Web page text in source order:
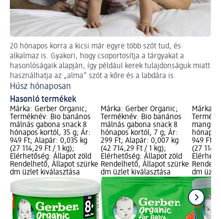
20 hónapos korra a kicsi már egyre több szót tud, és
alkalmaz is. Gyakori, hogy csoportosítja a tárgyakat a
hasonlóságaik alapján, így például kerek tulajdonságuk miatt
használhatja az „alma” szót a kőre és a labdára is.
Húsz hónaposan
Hasonló termékek
Márka: Gerber Organic;
Terméknév: Bio banános
málnás gabona snack 8
hónapos kortól, 35 g; Ár:
949 Ft; Alapár: 0,035 kg
(27 114,29 Ft / 1 kg);
Elérhetőség: Állapot zöld
Rendelhető, Állapot szürke
dm üzlet kiválasztása
Márka: Gerber Organic;
Terméknév: Bio banános
málnás gabona snack 8
hónapos kortól, 7 g; Ár:
299 Ft; Alapár: 0,007 kg
(42 714,29 Ft / 1 kg);
Elérhetőség: Állapot zöld
Rendelhető, Állapot szürke
dm üzlet kiválasztása
Márka:
mangós
949 Ft;
(27
dm